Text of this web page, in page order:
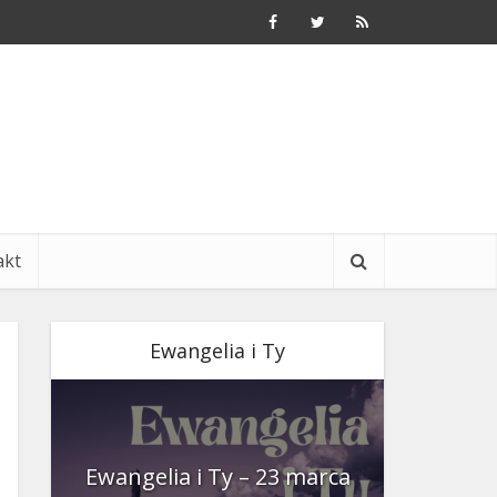
Ewangelia i Ty
Ewangelia i Ty – 23 marca